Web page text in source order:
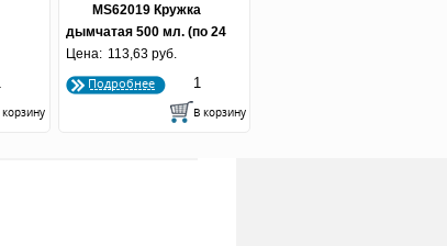
MS62019 Кружка
дымчатая 500 мл. (по 24
шт.)
Цена: 113,63 руб.
Подробнее